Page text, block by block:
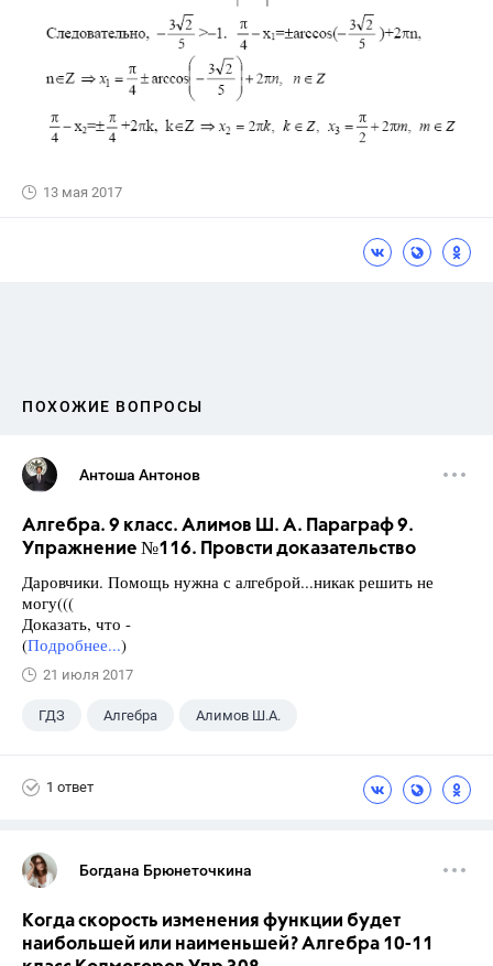
13 мая 2017
ПОХОЖИЕ ВОПРОСЫ
Антоша Антонов
Алгебра. 9 класс. Алимов Ш. А. Параграф 9.
Упражнение №116. Провсти доказательство
Даровчики. Помощь нужна с алгеброй...никак решить не
могу(((
Доказать, что -
(Подробнее...)
21 июля 2017
ГДЗ Алгебра Алимов Ш.А.
1 ответ
Богдана Брюнеточкина
Когда скорость изменения функции будет
наибольшей или наименьшей? Алгебра 10-11